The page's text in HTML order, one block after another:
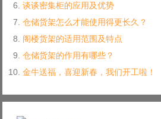
谈谈密集柜的应用及优势
仓储货架怎么才能使用得更长久？
阁楼货架的适用范围及特点
仓储货架的作用有哪些？
金牛送福，喜迎新春，我们开工啦！